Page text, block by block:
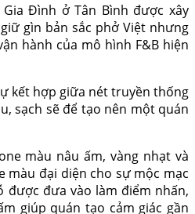
Đình ở Tân Bình được xây
gìn bản sắc phở Việt nhưng
hành của mô hình F&B hiện
kết hợp giữa nét truyền thống
sạch sẽ để tạo nên một quán
màu nâu ấm, vàng nhạt và
màu đại diện cho sự mộc mạc
được đưa vào làm điểm nhấn,
giúp quán tạo cảm giác gần